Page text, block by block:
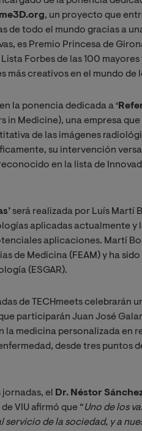
, un proyecto que
de todo el mundo gracias a
es Premio Princesa de
Forbes de las 100
más creativos en el mundo de
la ponencia dedicada a
in Medicine), una empresa
de las imágenes
su intervención
en la lista de
será realizada por Luís Martí
aplicadas actualmente y
aplicaciones. Martí
de Medicina (FEAM) y ha
(ESGAR).
de TECHmeets celebrarán
participarán Juan José
la medicina personalizada en
desde tres puntos
el Dr. Néstor
VIU afirmó que “Uno de los
servicio de la sociedad, y a